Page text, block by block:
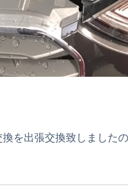
を出張交換致しました